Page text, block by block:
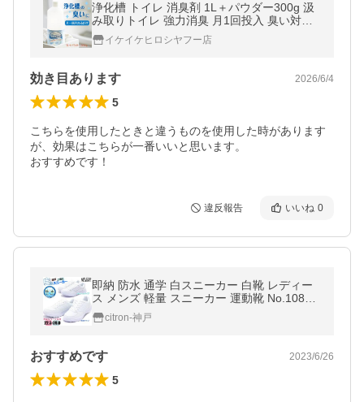
浄化槽 トイレ 消臭剤 1L＋パウダー300g 汲
み取りトイレ 強力消臭 月1回投入 臭い対策
仮設トイレ 防虫 無香料 日本製
イケイケヒロシヤフー店
効き目あります 2026/6/4
5
こちらを使用したときと違うものを使用した時があります
が、効果はこちらが一番いいと思います。
おすすめです！
違反報告 いいね 0
即納 防水 通学 白スニーカー 白靴 レディー
ス メンズ 軽量 スニーカー 運動靴 No.1080 1
090citron-神戸
おすすめです 2023/6/26
5